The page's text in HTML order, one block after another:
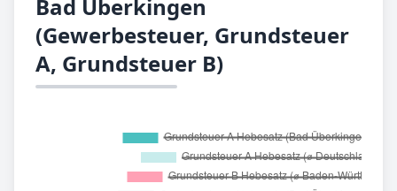
Bad Überkingen
(Gewerbesteuer, Grundsteuer
A, Grundsteuer B)